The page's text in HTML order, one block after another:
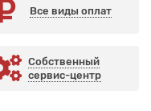
Все виды оплат
Собственный
сервис-центр